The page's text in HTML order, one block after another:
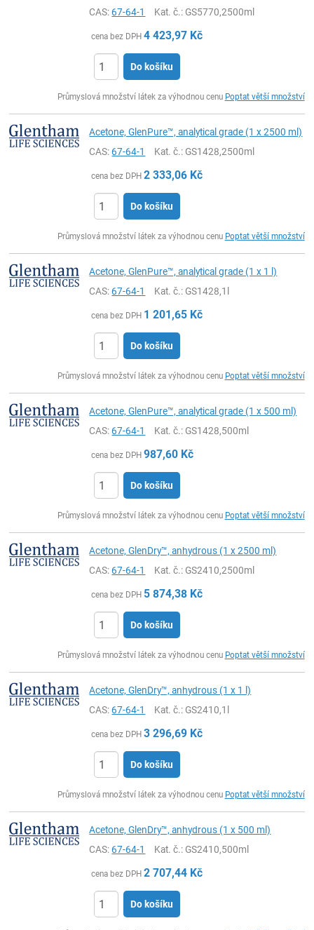
CAS:67-64-1 Kat. č.: GS5770,2500ml
cena bez DPH 4 423,97 Kč
Do košíku
Průmyslová množství látek za výhodnou cenu Poptat větší množství
Acetone, GlenPure™, analytical grade (1 x 2500 ml)
CAS:67-64-1 Kat. č.: GS1428,2500ml
cena bez DPH 2 333,06 Kč
Do košíku
Průmyslová množství látek za výhodnou cenu Poptat větší množství
Acetone, GlenPure™, analytical grade (1 x 1 l)
CAS:67-64-1 Kat. č.: GS1428,1l
cena bez DPH 1 201,65 Kč
Do košíku
Průmyslová množství látek za výhodnou cenu Poptat větší množství
Acetone, GlenPure™, analytical grade (1 x 500 ml)
CAS:67-64-1 Kat. č.: GS1428,500ml
cena bez DPH 987,60 Kč
Do košíku
Průmyslová množství látek za výhodnou cenu Poptat větší množství
Acetone, GlenDry™, anhydrous (1 x 2500 ml)
CAS:67-64-1 Kat. č.: GS2410,2500ml
cena bez DPH 5 874,38 Kč
Do košíku
Průmyslová množství látek za výhodnou cenu Poptat větší množství
Acetone, GlenDry™, anhydrous (1 x 1 l)
CAS:67-64-1 Kat. č.: GS2410,1l
cena bez DPH 3 296,69 Kč
Do košíku
Průmyslová množství látek za výhodnou cenu Poptat větší množství
Acetone, GlenDry™, anhydrous (1 x 500 ml)
CAS:67-64-1 Kat. č.: GS2410,500ml
cena bez DPH 2 707,44 Kč
Do košíku